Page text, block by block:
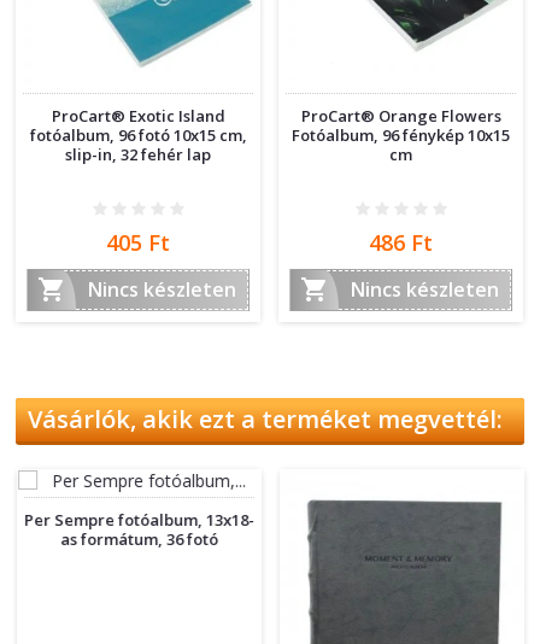
ProCart® Exotic Island
fotóalbum, 96 fotó 10x15 cm,
slip-in, 32 fehér lap
Ár
405 Ft

Nincs készleten
ProCart® Orange Flowers
Fotóalbum, 96 fénykép 10x15
cm
Ár
486 Ft

Nincs készleten
Vásárlók, akik ezt a terméket megvettél:
Per Sempre fotóalbum, 13x18-
as formátum, 36 fotó